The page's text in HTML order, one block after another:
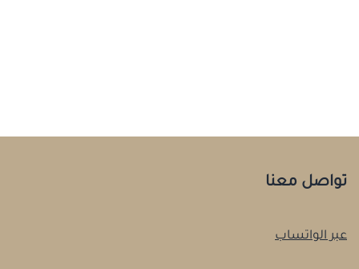
تواصل معنا
عبر الواتساب